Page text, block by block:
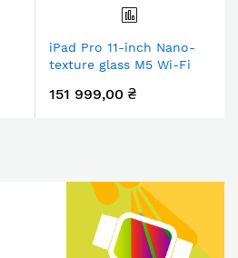
iPad Pro 11-inch Nano-
texture glass M5 Wi-Fi
151 999,00 ₴